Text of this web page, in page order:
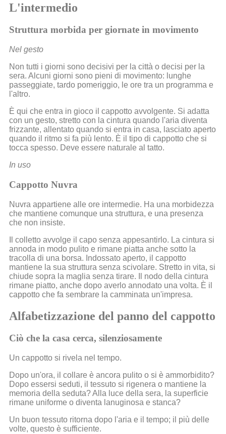
L'intermedio
Struttura morbida per giornate in movimento
Nel gesto
Non tutti i giorni sono decisivi per la città o decisi per la
sera. Alcuni giorni sono pieni di movimento: lunghe
passeggiate, tardo pomeriggio, le ore tra un programma e
l'altro.
È qui che entra in gioco il cappotto avvolgente. Si adatta
con un gesto, stretto con la cintura quando l'aria diventa
frizzante, allentato quando si entra in casa, lasciato aperto
quando il ritmo si fa più lento. È il tipo di cappotto che si
tocca spesso. Deve essere naturale al tatto.
In uso
Cappotto Nuvra
Nuvra appartiene alle ore intermedie. Ha una morbidezza
che mantiene comunque una struttura, e una presenza
che non insiste.
Il colletto avvolge il capo senza appesantirlo. La cintura si
annoda in modo pulito e rimane piatta anche sotto la
tracolla di una borsa. Indossato aperto, il cappotto
mantiene la sua struttura senza scivolare. Stretto in vita, si
chiude sopra la maglia senza tirare. Il nodo della cintura
rimane piatto, anche dopo averlo annodato una volta. È il
cappotto che fa sembrare la camminata un'impresa.
Alfabetizzazione del panno del cappotto
Ciò che la casa cerca, silenziosamente
Un cappotto si rivela nel tempo.
Dopo un'ora, il collare è ancora pulito o si è ammorbidito?
Dopo essersi seduti, il tessuto si rigenera o mantiene la
memoria della seduta? Alla luce della sera, la superficie
rimane uniforme o diventa lanuginosa e stanca?
Un buon tessuto ritorna dopo l'aria e il tempo; il più delle
volte, questo è sufficiente.